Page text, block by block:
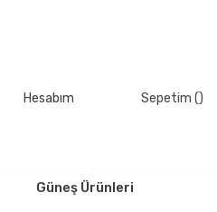
Hesabım Sepetim ()
Güneş Ürünleri